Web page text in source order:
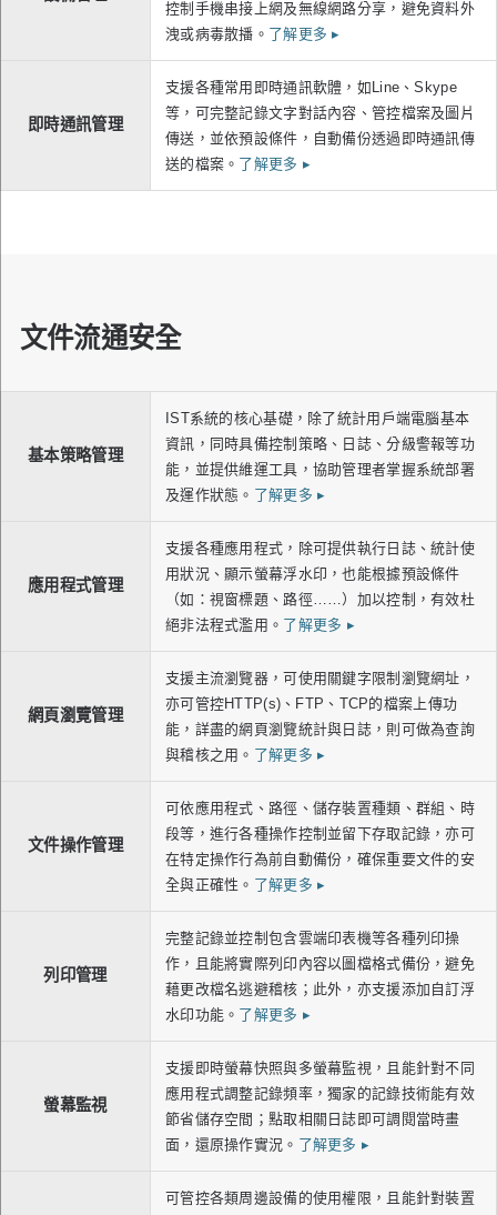
控制手機串接上網及無線網路分享，避免資料外
洩或病毒散播。 了解更多▸
即時通訊管理
支援各種常用即時通訊軟體，如Line、Skype
等，可完整記錄文字對話內容、管控檔案及圖片
傳送，並依預設條件，自動備份透過即時通訊傳
送的檔案。 了解更多 ▸
文件流通安全
基本策略管理
IST系統的核心基礎，除了統計用戶端電腦基本
資訊，同時具備控制策略、日誌、分級警報等功
能，並提供維運工具，協助管理者掌握系統部署
及運作狀態。 了解更多▸
應用程式管理
支援各種應用程式，除可提供執行日誌、統計使
用狀況、顯示螢幕浮水印，也能根據預設條件
（如：視窗標題、路徑……）加以控制，有效杜
絕非法程式濫用。 了解更多 ▸
網頁瀏覽管理
支援主流瀏覽器，可使用關鍵字限制瀏覽網址，
亦可管控HTTP(s)、FTP、TCP的檔案上傳功
能，詳盡的網頁瀏覽統計與日誌，則可做為查詢
與稽核之用。 了解更多▸
文件操作管理
可依應用程式、路徑、儲存裝置種類、群組、時
段等，進行各種操作控制並留下存取記錄，亦可
在特定操作行為前自動備份，確保重要文件的安
全與正確性。 了解更多▸
列印管理
完整記錄並控制包含雲端印表機等各種列印操
作，且能將實際列印內容以圖檔格式備份，避免
藉更改檔名逃避稽核；此外，亦支援添加自訂浮
水印功能。 了解更多 ▸
螢幕監視
支援即時螢幕快照與多螢幕監視，且能針對不同
應用程式調整記錄頻率，獨家的記錄技術能有效
節省儲存空間；點取相關日誌即可調閱當時畫
面，還原操作實況。 了解更多 ▸
可管控各類周邊設備的使用權限，且能針對裝置